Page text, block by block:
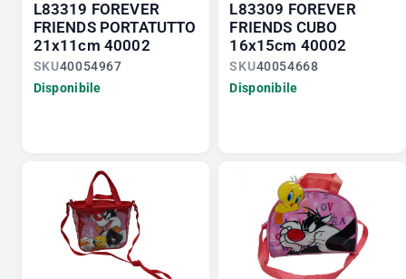
L83319 FOREVER
FRIENDS PORTATUTTO
21x11cm 40002
SKU40054967
Disponibile
L83309 FOREVER
FRIENDS CUBO
16x15cm 40002
SKU40054668
Disponibile